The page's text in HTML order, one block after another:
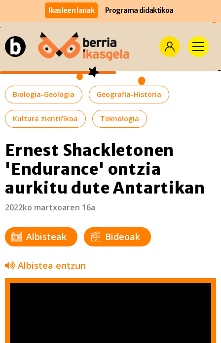
Ikasleen lanak Programa didaktikoa
Biologia-Geologia Geografia-Historia
Kultura zientifikoa Teknologia
Ernest Shackletonen
'Endurance' ontzia
aurkitu dute Antartikan
2022ko martxoaren 16a
Albisteak Bideoak
Albistea entzun